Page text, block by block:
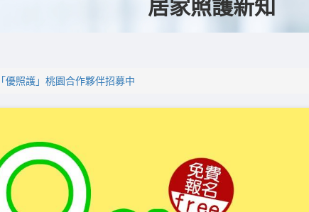
居家照護新知
「優照護」桃園合作夥伴招募中